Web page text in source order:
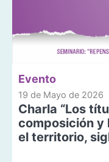
Evento
19 de Mayo de 2026
Charla “Los
composición y
el territorio,